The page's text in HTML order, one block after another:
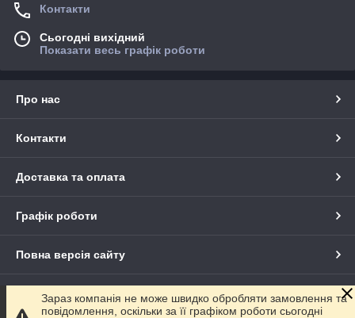
Контакти
Сьогодні вихідний
Показати весь графік роботи
Про нас
Контакти
Доставка та оплата
Графік роботи
Повна версія сайту
Сайт створено на маркетплейсіProm.ua
Зараз компанія не може швидко обробляти замовлення та
повідомлення, оскільки за її графіком роботи сьогодні